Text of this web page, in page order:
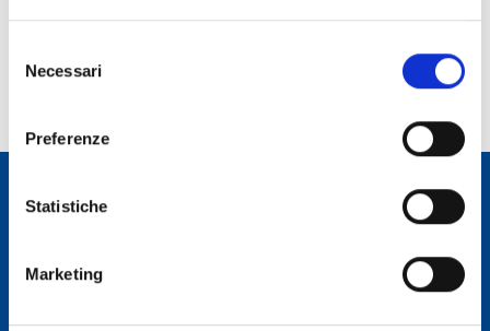
delNecessari
Preferenze
Statistiche
Marketing
Incarico dal: